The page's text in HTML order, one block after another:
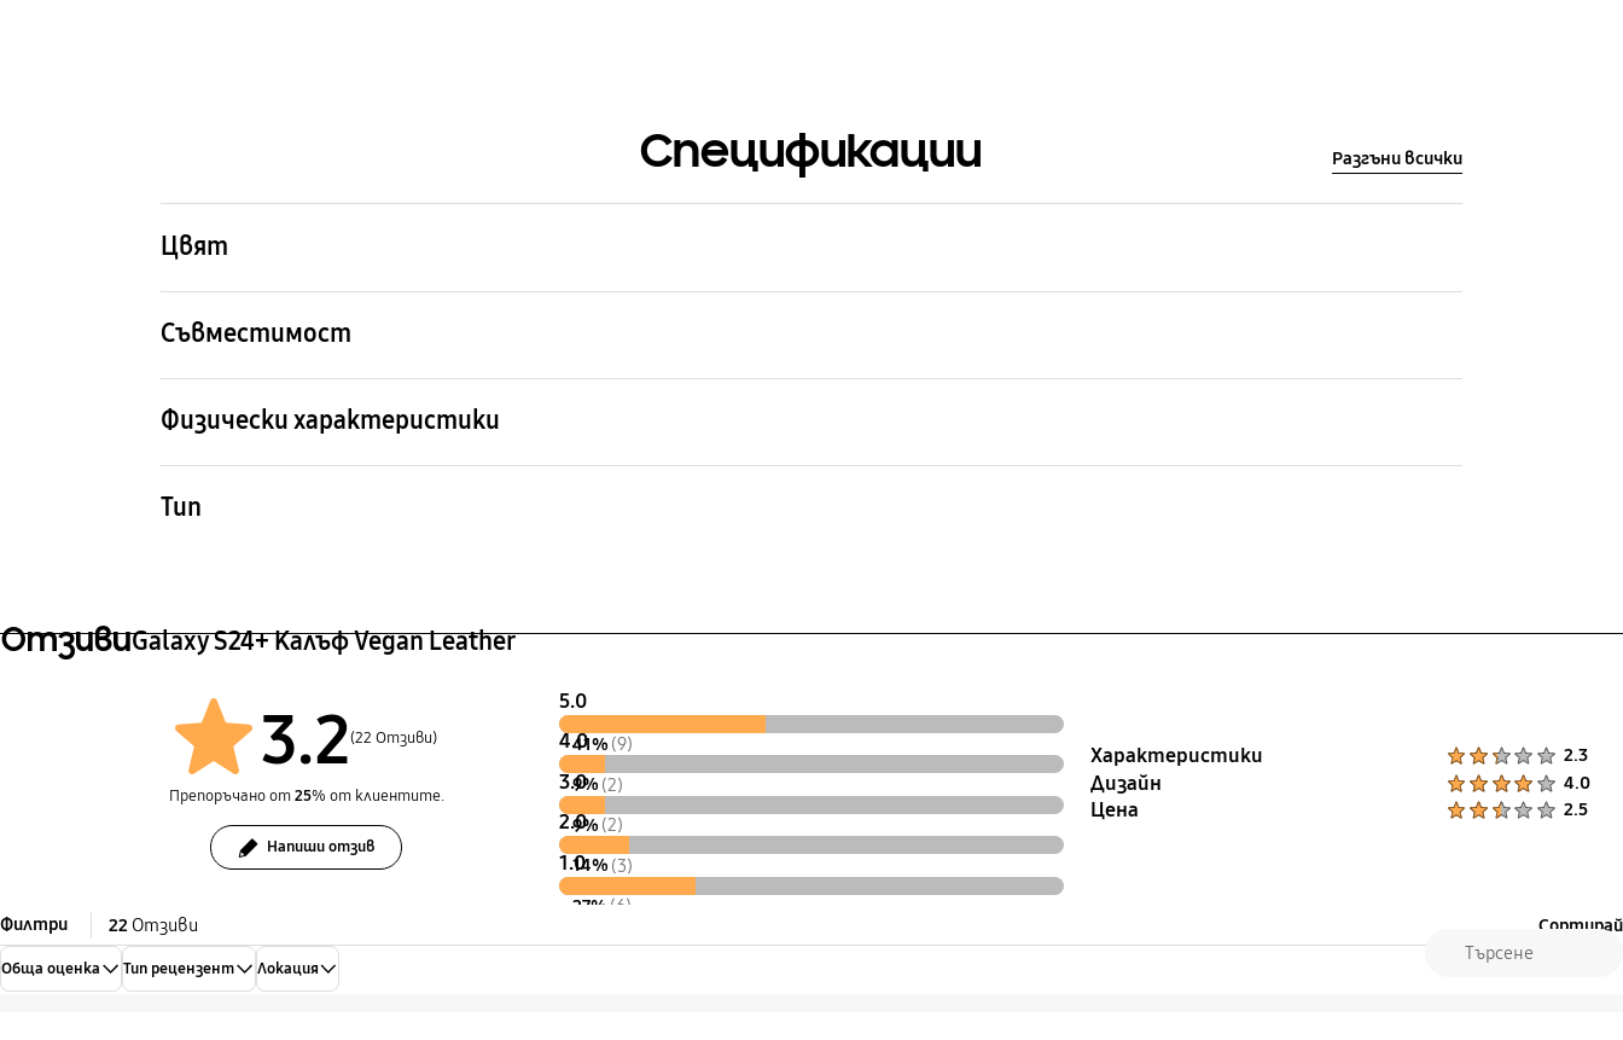
Спецификации Разгъни всички
Цвят
Съвместимост
Galaxy S24+
Физически характеристики
Тип
ОтзивиGalaxy S24+ Калъф Vegan Leather
3.2(22 Отзиви)
Препоръчано от25% от клиентите.
Напиши отзив
5.0
41% (9)
4.0
9% (2)
3.0
9% (2)
2.0
14% (3)
1.0
27% (6)
Характеристики 2.3
Дизайн 4.0
Цена 2.5
Филтри 22 Отзиви Сортирай
Обща оценка Тип рецензент Локация